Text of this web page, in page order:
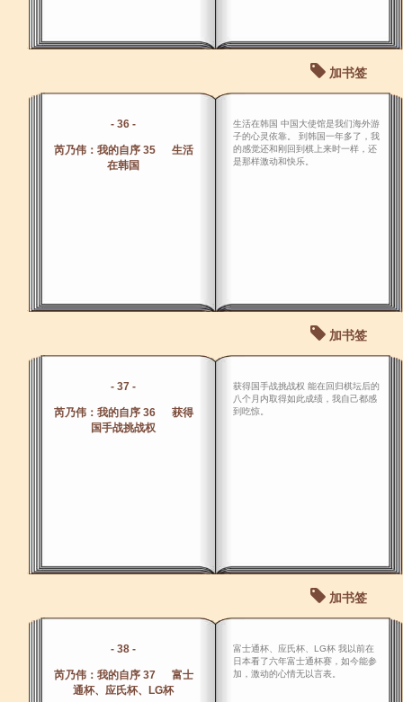
加书签
- 36 -
芮乃伟：我的自序 35 生活
在韩国
生活在韩国 中国大使馆是我们海外游
子的心灵依靠。 到韩国一年多了，我
的感觉还和刚回到棋上来时一样，还
是那样激动和快乐。
加书签
- 37 -
芮乃伟：我的自序 36 获得
国手战挑战权
获得国手战挑战权 能在回归棋坛后的
八个月内取得如此成绩，我自己都感
到吃惊。
加书签
- 38 -
芮乃伟：我的自序 37 富士
通杯、应氏杯、LG杯
富士通杯、应氏杯、LG杯 我以前在
日本看了六年富士通杯赛，如今能参
加，激动的心情无以言表。